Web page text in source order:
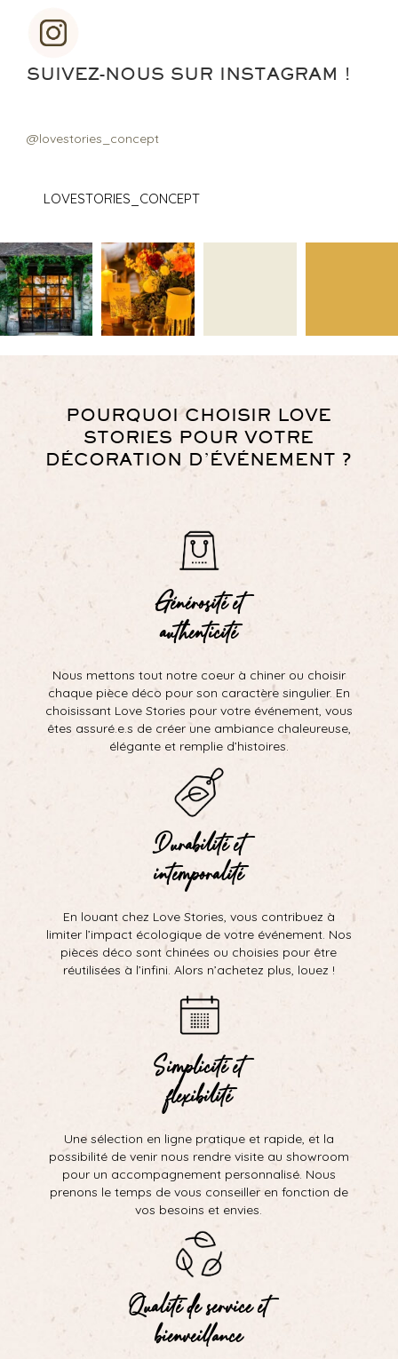
SUIVEZ-NOUS SUR INSTAGRAM !
@lovestories_concept
LOVESTORIES_CONCEPT
POURQUOI CHOISIR LOVE
STORIES POUR VOTRE
DÉCORATION D’ÉVÉNEMENT ?
Générosité et
authenticité
Nous mettons tout notre coeur à chiner ou choisir
chaque pièce déco pour son caractère singulier. En
choisissant Love Stories pour votre événement, vous
êtes assuré.e.s de créer une ambiance chaleureuse,
élégante et remplie d’histoires.
Durabilité et
intemporalité
En louant chez Love Stories, vous contribuez à
limiter l’impact écologique de votre événement. Nos
pièces déco sont chinées ou choisies pour être
réutilisées à l’infini. Alors n’achetez plus, louez !
Simplicité et
flexibilité
Une sélection en ligne pratique et rapide, et la
possibilité de venir nous rendre visite au showroom
pour un accompagnement personnalisé. Nous
prenons le temps de vous conseiller en fonction de
vos besoins et envies.
Qualité de service et
bienveillance